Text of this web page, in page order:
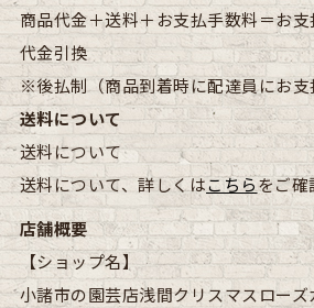
商品代金＋送料＋お支払手数料＝お
代金引換
※後払制（商品到着時に配達員にお支
送料について
送料について
送料について、詳しくはこちらをご確
店舗概要
【ショップ名】
小諸市の園芸店浅間クリスマスローズ